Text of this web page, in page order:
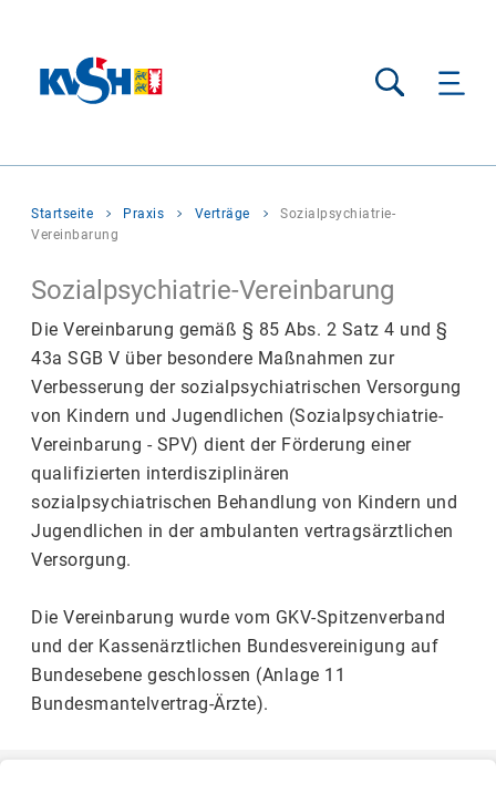
Suche
Sie
befinden
Startseite Praxis Verträge
Sozialpsychiatrie-
Vereinbarung
Sozialpsychiatrie-Vereinbarung
Die Vereinbarung gemäß § 85 Abs. 2 Satz 4 und §
43a SGB V über besondere Maßnahmen zur
Verbesserung der sozialpsychiatrischen Versorgung
von Kindern und Jugendlichen (Sozialpsychiatrie-
Vereinbarung - SPV) dient der Förderung einer
qualifizierten interdisziplinären
sozialpsychiatrischen Behandlung von Kindern und
Jugendlichen in der ambulanten vertragsärztlichen
Versorgung.
Die Vereinbarung wurde vom GKV-Spitzenverband
und der Kassenärztlichen Bundesvereinigung auf
Bundesebene geschlossen (Anlage 11
Bundesmantelvertrag-Ärzte).